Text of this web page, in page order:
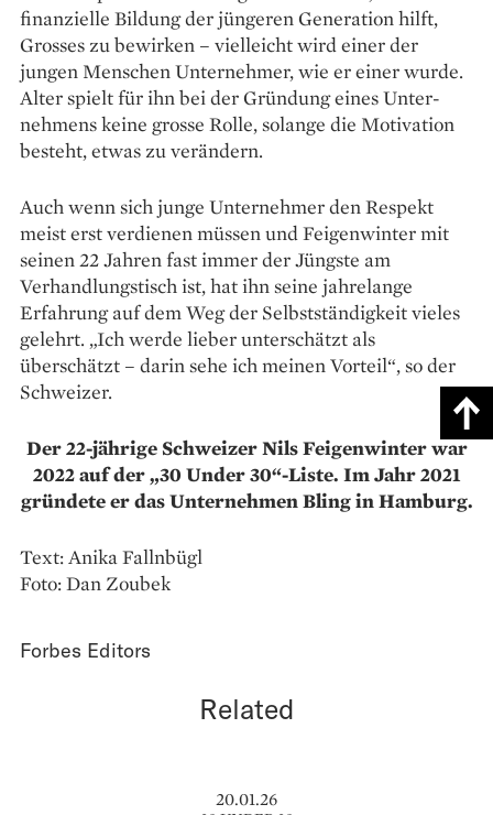
finanzielle Bildung der jün­geren Generation hilft,
Grosses zu bewirken – vielleicht wird einer der
jungen Menschen Unternehmer, wie er einer wurde.
Alter spielt für ihn bei der Gründung eines Unter­
nehmens keine grosse Rolle, solange die Moti­vation
besteht, etwas zu verändern.
Auch wenn sich junge Unternehmer den Respekt
meist erst verdienen müssen und Feigenwinter mit
seinen 22 Jahren fast immer der Jüngste am
Verhandlungstisch ist, hat ihn seine jahrelange
Erfahrung auf dem Weg der Selbstständigkeit vieles
gelehrt. „Ich werde lieber unterschätzt als
überschätzt – darin sehe ich meinen Vorteil“, so der
Schweizer.
Der 22-jährige Schweizer Nils Feigenwinter war
2022 auf der „30 Under 30“-Liste. Im Jahr 2021
gründete er das Unternehmen Bling in Hamburg.
Text: Anika Fallnbügl
Foto: Dan Zoubek
Forbes Editors
Related
20.01.26